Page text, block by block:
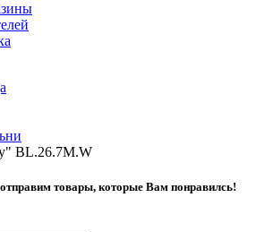
BL.26.7M.W
товары, которые Вам понравилсь!